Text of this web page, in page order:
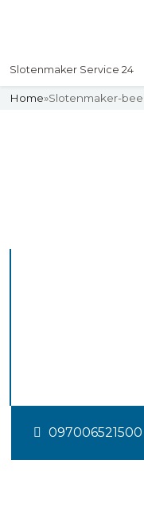
Slotenmaker Service 24
Home»Slotenmaker-
097006521500